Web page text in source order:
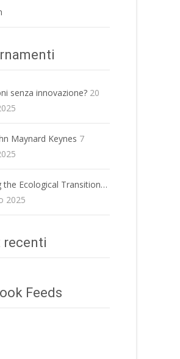
senza innovazione? 20
Maynard Keynes 7
the Ecological Transition…
2025
recenti
Feeds